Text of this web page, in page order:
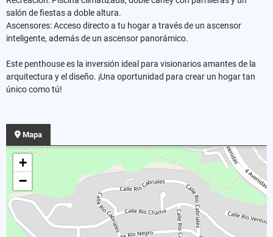
salón de fiestas a doble altura.
Ascensores: Acceso directo a tu hogar a través de un ascensor
inteligente, además de un ascensor panorámico.
Este penthouse es la inversión ideal para visionarios amantes de la
arquitectura y el diseño. ¡Una oportunidad para crear un hogar tan
único como tú!
Mapa
+
−